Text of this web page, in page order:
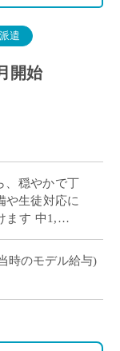
派遣
開始
、穏やかで丁
や生徒対応に
す 中1,高1,
時のモデル給与)